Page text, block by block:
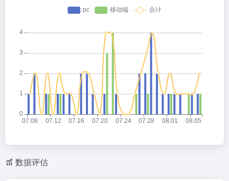
数据评估